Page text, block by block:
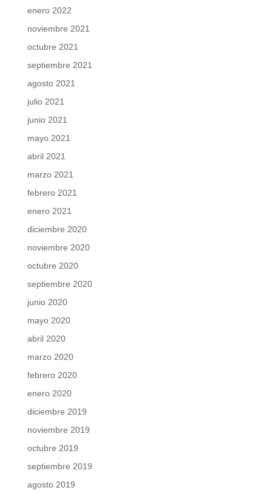
enero 2022
noviembre 2021
octubre 2021
septiembre 2021
agosto 2021
julio 2021
junio 2021
mayo 2021
abril 2021
marzo 2021
febrero 2021
enero 2021
diciembre 2020
noviembre 2020
octubre 2020
septiembre 2020
junio 2020
mayo 2020
abril 2020
marzo 2020
febrero 2020
enero 2020
diciembre 2019
noviembre 2019
octubre 2019
septiembre 2019
agosto 2019